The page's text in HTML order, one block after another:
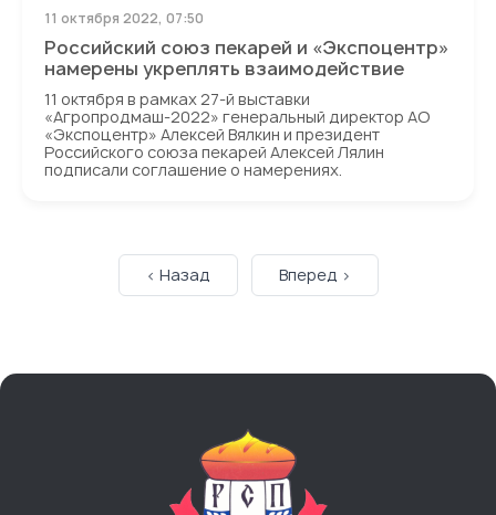
Российский союз пекарей и «Экспоцентр»
намерены укреплять взаимодействие
11 октября 2022, 07:50
11 октября в рамках 27‑й выставки
«Агропродмаш-2022» генеральный директор АО
«Экспоцентр» Алексей Вялкин и президент
Российского союза пекарей Алексей Лялин
подписали соглашение о намерениях.
< Назад Вперед >